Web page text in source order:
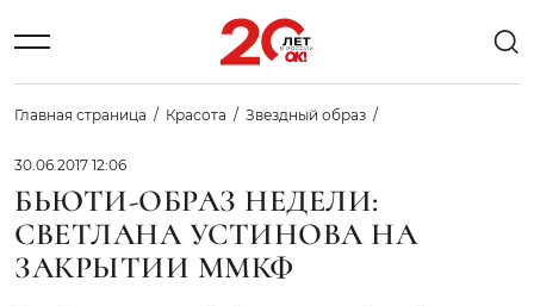
Главная страница Красота Звездный образ
30.06.2017 12:06
БЬЮТИ-ОБРАЗ НЕДЕЛИ:
СВЕТЛАНА УСТИНОВА НА
ЗАКРЫТИИ ММКФ